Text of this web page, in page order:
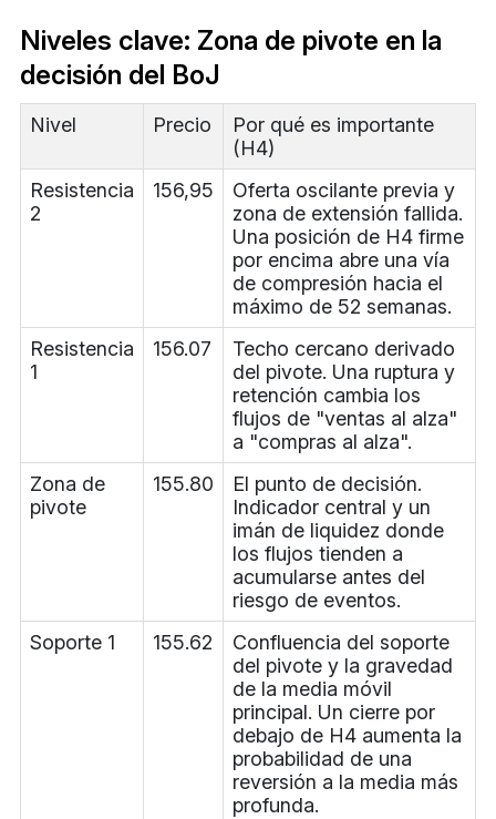
Niveles clave: Zona de pivote en la
decisión del BoJ
Nivel Precio
Por qué es importante
(H4)
Resistencia
2
156,95
Oferta oscilante previa y
zona de extensión fallida.
Una posición de H4 firme
por encima abre una vía
de compresión hacia el
máximo de 52 semanas.
Resistencia
1
156.07
Techo cercano derivado
del pivote. Una ruptura y
retención cambia los
flujos de "ventas al alza"
a "compras al alza".
Zona de
pivote
155.80
El punto de decisión.
Indicador central y un
imán de liquidez donde
los flujos tienden a
acumularse antes del
riesgo de eventos.
Soporte 1
155.62
Confluencia del soporte
del pivote y la gravedad
de la media móvil
principal. Un cierre por
debajo de H4 aumenta la
probabilidad de una
reversión a la media más
profunda.